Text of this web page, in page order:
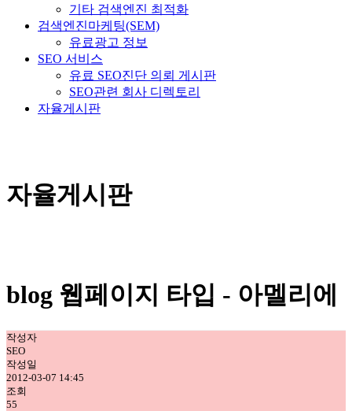
기타 검색엔진 최적화
검색엔진마케팅(SEM)
유료광고 정보
SEO 서비스
유료 SEO진단 의뢰 게시판
SEO관련 회사 디렉토리
자율게시판
자율게시판
blog 웹페이지 타입 - 아멜리에
작성자
SEO
작성일
2012-03-07 14:45
조회
55